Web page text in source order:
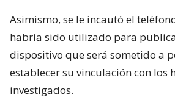
Asimismo, se le incautó el
habría sido utilizado para
dispositivo que será sometido a
establecer su vinculación con los
investigados.